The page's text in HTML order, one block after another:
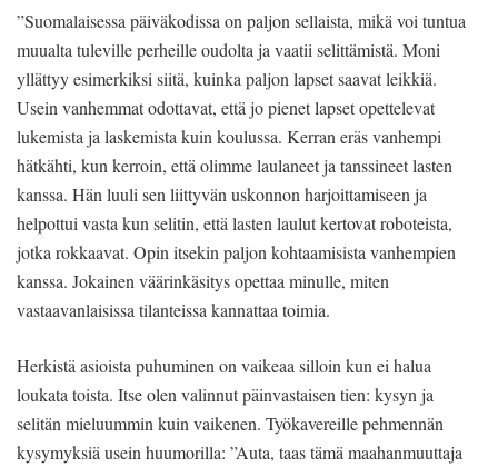
”Suomalaisessa päiväkodissa on paljon sellaista, mikä voi tuntua
muualta tuleville perheille oudolta ja vaatii selittämistä. Moni
yllättyy esimerkiksi siitä, kuinka paljon lapset saavat leikkiä.
Usein vanhemmat odottavat, että jo pienet lapset opettelevat
lukemista ja laskemista kuin koulussa. Kerran eräs vanhempi
hätkähti, kun kerroin, että olimme laulaneet ja tanssineet lasten
kanssa. Hän luuli sen liittyvän uskonnon harjoittamiseen ja
helpottui vasta kun selitin, että lasten laulut kertovat roboteista,
jotka rokkaavat. Opin itsekin paljon kohtaamisista vanhempien
kanssa. Jokainen väärinkäsitys opettaa minulle, miten
vastaavanlaisissa tilanteissa kannattaa toimia.
Herkistä asioista puhuminen on vaikeaa silloin kun ei halua
loukata toista. Itse olen valinnut päinvastaisen tien: kysyn ja
selitän mieluummin kuin vaikenen. Työkavereille pehmennän
kysymyksiä usein huumorilla: ”Auta, taas tämä maahanmuuttaja